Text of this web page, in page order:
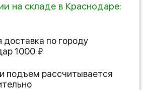
на складе в Краснодаре:
доставка по городу
1000 ₽
подъем рассчитывается